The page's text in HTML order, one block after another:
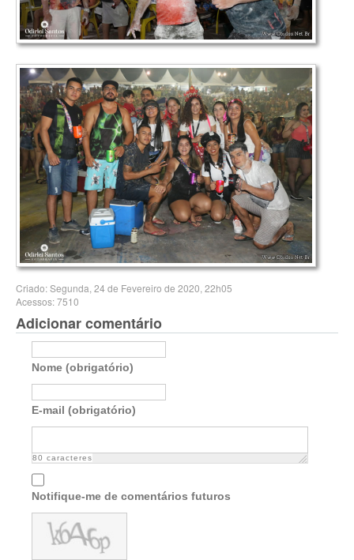
Criado: Segunda, 24 de Fevereiro de 2020, 22h05
Acessos: 7510
Adicionar comentário
Nome (obrigatório)
E-mail (obrigatório)
80 caracteres
Notifique-me de comentários futuros